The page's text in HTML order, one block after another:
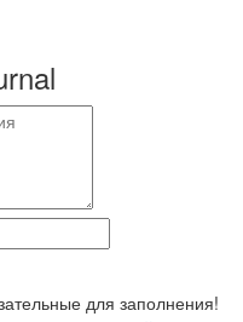
для заполнения!